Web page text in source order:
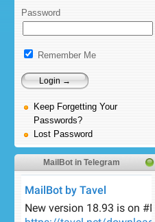
Password
Remember Me
Keep Forgetting Your
Passwords?
Lost Password
MailBot in Telegram